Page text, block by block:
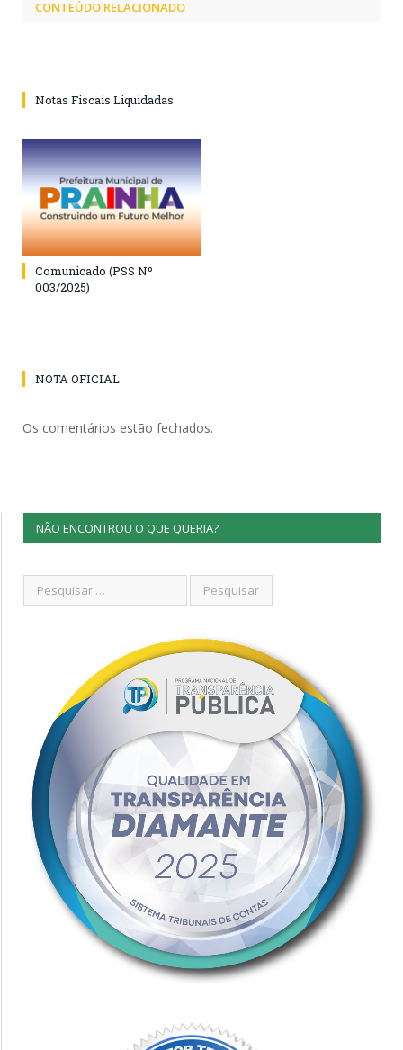
CONTEÚDO RELACIONADO
Notas Fiscais Liquidadas
Comunicado (PSS Nº
003/2025)
NOTA OFICIAL
Os comentários estão fechados.
NÃO ENCONTROU O QUE QUERIA?